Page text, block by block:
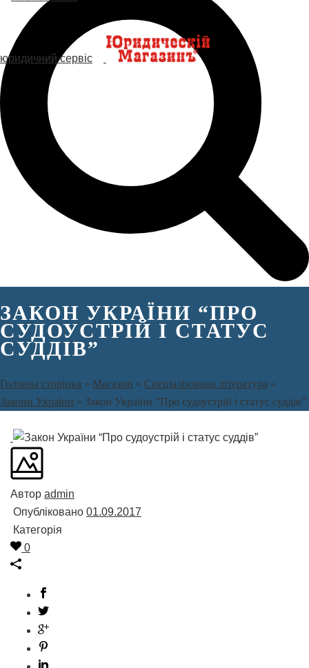
ЗАКОН УКРАЇНИ “ПРО
СУДОУСТРІЙ І СТАТУС
СУДДІВ”
Головна сторінка » Магазин » Спеціалізована література »
Закони України » Закон України “Про судоустрій і статус суддів”
Автор admin
Опубліковано 01.09.2017
Категорія
0